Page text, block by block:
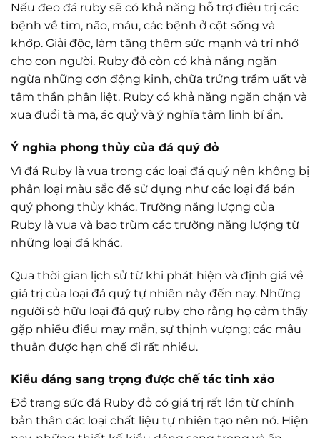
Nếu đeo đá ruby sẽ có khả năng hỗ trợ điều trị các
bệnh về tim, não, máu, các bệnh ở cột sống và
khớp. Giải độc, làm tăng thêm sức mạnh và trí nhớ
cho con người. Ruby đỏ còn có khả năng ngăn
ngừa những cơn động kinh, chữa trứng trầm uất và
tâm thần phân liệt. Ruby có khả năng ngăn chặn và
xua đuổi tà ma, ác quỷ và ý nghĩa tâm linh bí ẩn.
Ý nghĩa phong thủy của đá quý đỏ
Vì đá Ruby là vua trong các loại đá quý nên không bị
phân loại màu sắc để sử dụng như các loại đá bán
quý phong thủy khác. Trường năng lượng của
Ruby là vua và bao trùm các trường năng lượng từ
những loại đá khác.
Qua thời gian lịch sử từ khi phát hiện và định giá về
giá trị của loại đá quý tự nhiên này đến nay. Những
người sở hữu loại đá quý ruby cho rằng họ cảm thấy
gặp nhiều điều may mắn, sự thịnh vượng; các mâu
thuẫn được hạn chế đi rất nhiều.
Kiểu dáng sang trọng được chế tác tinh xảo
Đồ trang sức đá Ruby đỏ có giá trị rất lớn từ chính
bản thân các loại chất liệu tự nhiên tạo nên nó. Hiện